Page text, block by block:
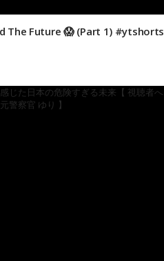
The Future 😱 (Part 1) #ytshorts